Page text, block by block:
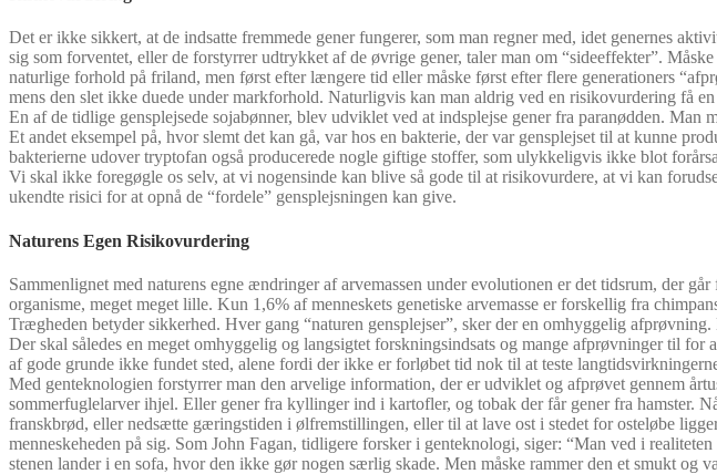
Det er ikke sikkert, at de indsatte fremmede gener fungerer, som man regner med, idet genernes
sig som forventet, eller de forstyrrer udtrykket af de øvrige gener, taler man om “sideeffekter”.
naturlige forhold på friland, men først efter længere tid eller måske først efter flere generationers
mens den slet ikke duede under markforhold. Naturligvis kan man aldrig ved en risikovurdering få
En af de tidlige gensplejsede sojabønner, blev udviklet ved at indsplejse gener fra paranødden.
Et andet eksempel på, hvor slemt det kan gå, var hos en bakterie, der var gensplejset til at kunne
bakterierne udover tryptofan også producerede nogle giftige stoffer, som ulykkeligvis ikke blot
Vi skal ikke foregøgle os selv, at vi nogensinde kan blive så gode til at risikovurdere, at vi kan
ukendte risici for at opnå de “fordele” gensplejsningen kan give.
Naturens Egen Risikovurdering
Sammenlignet med naturens egne ændringer af arvemassen under evolutionen er det tidsrum, der
organisme, meget meget lille. Kun 1,6% af menneskets genetiske arvemasse er forskellig fra
Trægheden betyder sikkerhed. Hver gang “naturen gensplejser”, sker der en omhyggelig
Der skal således en meget omhyggelig og langsigtet forskningsindsats og mange afprøvninger til
af gode grunde ikke fundet sted, alene fordi der ikke er forløbet tid nok til at teste
Med genteknologien forstyrrer man den arvelige information, der er udviklet og afprøvet gennem
sommerfuglelarver ihjel. Eller gener fra kyllinger ind i kartofler, og tobak der får gener fra hamster.
franskbrød, eller nedsætte gæringstiden i ølfremstillingen, eller til at lave ost i stedet for osteløbe
menneskeheden på sig. Som John Fagan, tidligere forsker i genteknologi, siger: “Man ved i
stenen lander i en sofa, hvor den ikke gør nogen særlig skade. Men måske rammer den et smukt og